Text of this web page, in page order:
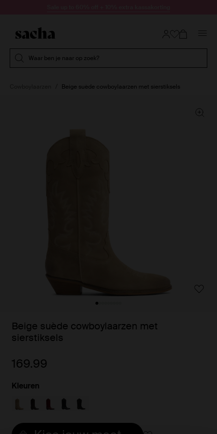
Waar ben je naar op zoek?
Beige suède cowboylaarzen met sierstiksels
Beige suède cowboylaarzen met
sierstiksels
169.99
Kleuren